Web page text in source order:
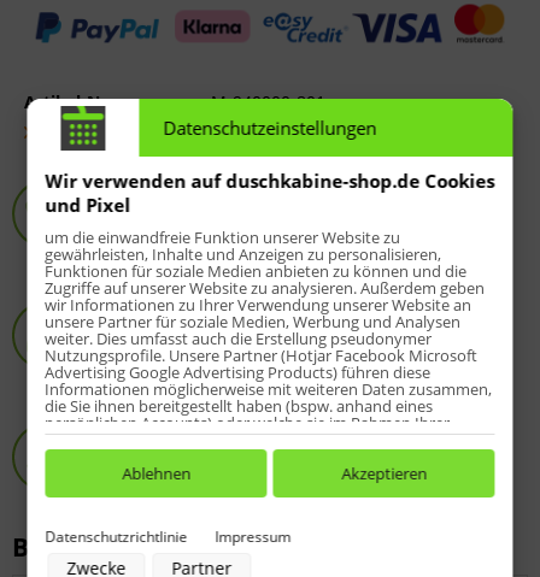
Artikel-Nr.:
M-940000-801
Fragen zum Artikel?
Service-Hotline
8 - 20 Uhr:
Fragen? Einfach anrufen :-)
HSK-Spezialist
Online-Shop seit 2009
über 10.000 zufriedene Kunden
Passgenauigkeit
Original HSK-Produkte
Fragen?05258-973812
Beschreibung
Datenschutzeinstellungen
Wir verwenden auf duschkabine-shop.de Cookies
und Pixel
um die einwandfreie Funktion unserer Website zu
gewährleisten, Inhalte und Anzeigen zu personalisieren,
Funktionen für soziale Medien anbieten zu können und die
Zugriffe auf unserer Website zu analysieren. Außerdem geben
wir Informationen zu Ihrer Verwendung unserer Website an
unsere Partner für soziale Medien, Werbung und Analysen
weiter. Dies umfasst auch die Erstellung pseudonymer
Nutzungsprofile. Unsere Partner (Hotjar Facebook Microsoft
Advertising Google Advertising Products) führen diese
Informationen möglicherweise mit weiteren Daten zusammen,
die Sie ihnen bereitgestellt haben (bspw. anhand eines
persönlichen Accounts) oder welche sie im Rahmen Ihrer
Nutzung der Dienste gesammelt haben (bspw. Nutzungsdaten
anderer Geräte). Ihre Einwilligung zur Nutzung von Cookies
und Pixeln können Sie jederzeit widerrufen, indem Sie auf den
Datenschutz-Button links unten klicken und dort die
Zwecke der Datenverarbeitung durch unsere Partner:
Speichern von oder Zugriff auf Informationen auf einem Endgerät
Datenschutzrichtlinie Impressum
Zwecke Partner
Ablehnen Akzeptieren